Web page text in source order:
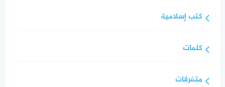
كتب إسلامية
كلمات
متفرقات